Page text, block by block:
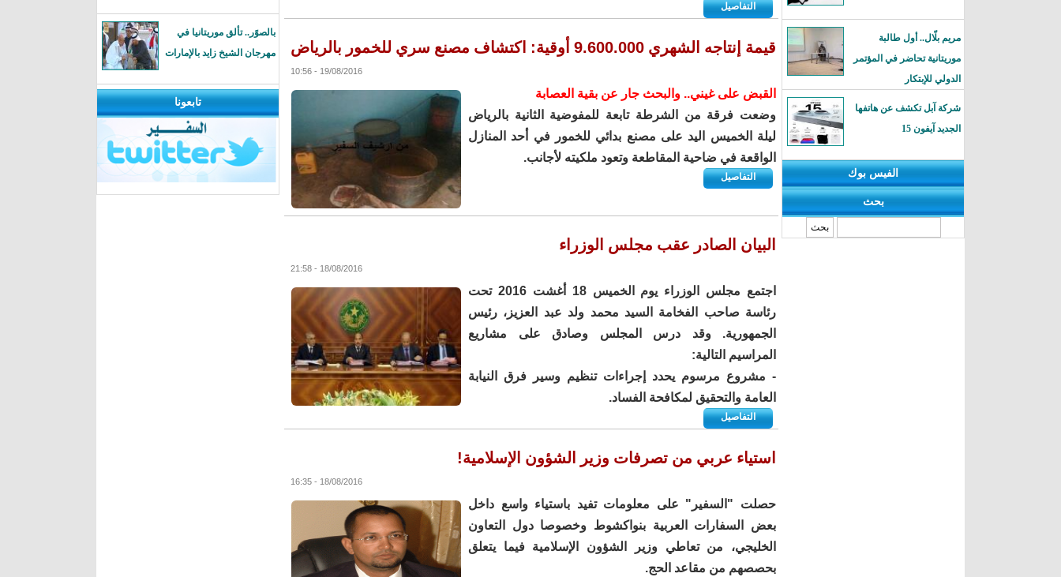
مريم بلّال.. أول طالبة
موريتانية تحاضر في المؤتمر
الدولي للإبتكار
شركة آبل تكشف عن هاتفها
الجديد آيفون 15
الفيس بوك
بحث
التفاصيل
قيمة إنتاجه الشهري 9.600.000 أوقية: اكتشاف مصنع سري للخمور بالرياض
19/08/2016 - 10:56
القبض على غيني.. والبحث جار عن بقية العصابة
وضعت فرقة من الشرطة تابعة للمفوضية الثانية بالرياض
ليلة الخميس اليد على مصنع بدائي للخمور في أحد المنازل
الواقعة في ضاحية المقاطعة وتعود ملكيته لأجانب.
التفاصيل
البيان الصادر عقب مجلس الوزراء
18/08/2016 - 21:58
اجتمع مجلس الوزراء يوم الخميس 18 أغشت 2016 تحت
رئاسة صاحب الفخامة السيد محمد ولد عبد العزيز، رئيس
الجمهورية. وقد درس المجلس وصادق على مشاريع
المراسيم التالية:
- مشروع مرسوم يحدد إجراءات تنظيم وسير فرق النيابة
العامة والتحقيق لمكافحة الفساد.
التفاصيل
استياء عربي من تصرفات وزير الشؤون الإسلامية!
18/08/2016 - 16:35
حصلت "السفير" على معلومات تفيد باستياء واسع داخل
بعض السفارات العربية بنواكشوط وخصوصا دول التعاون
الخليجي، من تعاطي وزير الشؤون الإسلامية فيما يتعلق
بحصصهم من مقاعد الحج.
بالصوًر.. تألق موريتانيا في
مهرجان الشيخ زايد بالإمارات
تابعونا